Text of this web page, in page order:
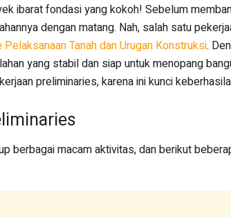
ibarat fondasi yang kokoh! Sebelum
dengan matang. Nah, salah satu
Tanah dan Urugan Konstruksi.
yang stabil dan siap untuk menopang
preliminaries, karena ini kunci
berbagai macam aktivitas, dan berikut